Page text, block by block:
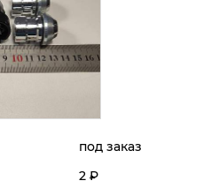
под заказ
2 Р